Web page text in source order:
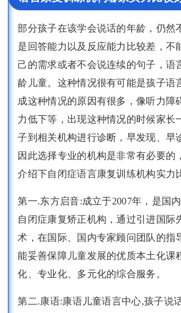
部分孩子在该学会说话的年龄，仍然
是回答能力以及反应能力比较差，不
己的需求或者不会说连续的句子，语
龄儿童。这种情况很有可能是孩子语
成这种情况的原因有很多，像听力障
力低下等，出现这种情况的时候家长
子到相关机构进行诊断，早发现、早
因此选择专业的机构是非常有必要的
介绍下自闭症语言康复训练机构实力
第一.东方启音:成立于2007年，是国
自闭症康复矫正机构，通过引进国际
术，在国际、国内专家顾问团队的指
能妥善保障儿童发展的优质本土化课
化、专业化、多元化的综合服务。
第二.康语:康语儿童语言中心,孩子说